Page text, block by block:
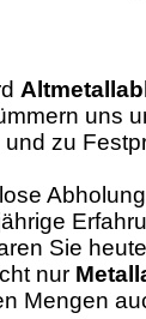
uns
zu
Sie
nur
Mengen